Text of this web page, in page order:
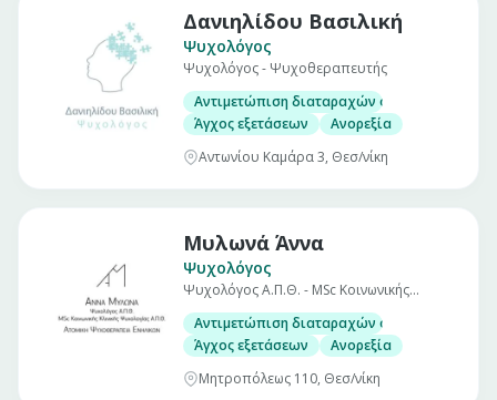
Δανιηλίδου Βασιλική
Ψυχολόγος
Ψυχολόγος - Ψυχοθεραπευτής
Αντιμετώπιση διαταραχών όπως
Άγχος εξετάσεων
Ανορεξία
Αντωνίου Καμάρα 3, Θεσ/νίκη
Μυλωνά Άννα
Ψυχολόγος
Ψυχολόγος Α.Π.Θ. - MSc Κοινωνικής
Αντιμετώπιση διαταραχών όπως
Άγχος εξετάσεων
Ανορεξία
Μητροπόλεως 110, Θεσ/νίκη